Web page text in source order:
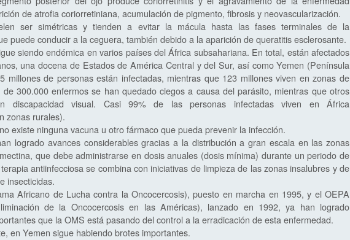
de atrofia coriorretiniana, acumulación de pigmento, fibrosis y neovascularización.
ser simétricas y tienden a evitar la mácula hasta las fases terminales de la
puede conducir a la ceguera, también debido a la aparición de queratitis esclerosante.
siendo endémica en varios países del África subsahariana. En total, están afectados
una docena de Estados de América Central y del Sur, así como Yemen (Península
millones de personas están infectadas, mientras que 123 millones viven en zonas de
de 300.000 enfermos se han quedado ciegos a causa del parásito, mientras que otros
discapacidad visual. Casi 99% de las personas infectadas viven en África
zonas rurales).
existe ninguna vacuna u otro fármaco que pueda prevenir la infección.
logrado avances considerables gracias a la distribución a gran escala en las zonas
que debe administrarse en dosis anuales (dosis mínima) durante un periodo de
antiinfecciosa se combina con iniciativas de limpieza de las zonas insalubres y de
insecticidas.
Africano de Lucha contra la Oncocercosis), puesto en marcha en 1995, y el OEPA
de la Oncocercosis en las Américas), lanzado en 1992, ya han logrado
que la OMS está pasando del control a la erradicación de esta enfermedad.
en Yemen sigue habiendo brotes importantes.